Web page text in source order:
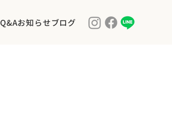
Q&Aお知らせブログ